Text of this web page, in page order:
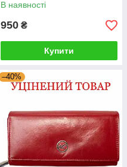
В наявності
950 ₴
Купити
–40%